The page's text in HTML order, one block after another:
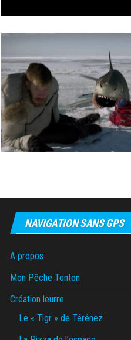
des
publications
NAVIGATION SANS GPS
A propos
Mon Pêche Tonton
Création leurre
Le « Tigr » de Térénez